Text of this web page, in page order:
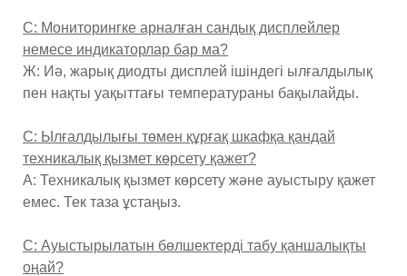
С: Мониторингке арналған сандық дисплейлер
немесе индикаторлар бар ма?
Ж: Иә, жарық диодты дисплей ішіндегі ылғалдылық
пен нақты уақыттағы температураны бақылайды.
С: Ылғалдылығы төмен құрғақ шкафқа қандай
техникалық қызмет көрсету қажет?
A: Техникалық қызмет көрсету және ауыстыру қажет
емес. Тек таза ұстаңыз.
С: Ауыстырылатын бөлшектерді табу қаншалықты
оңай?